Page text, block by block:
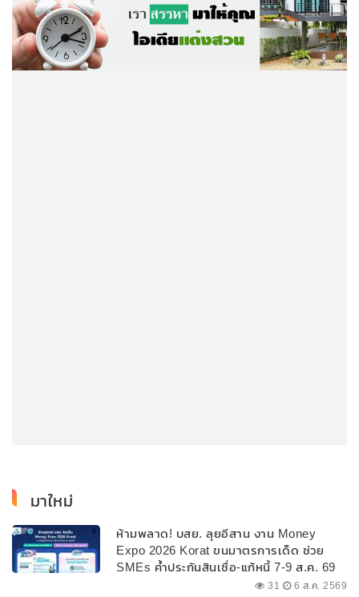
มาใหม่
ห้ามพลาด! บสย. ลุยอีสาน งาน Money
Expo 2026 Korat ขนมาตรการเด็ด ช่วย
SMEs ค้ำประกันสินเชื่อ-แก้หนี้ 7-9 ส.ค. 69
31 6 ส.ค. 2569